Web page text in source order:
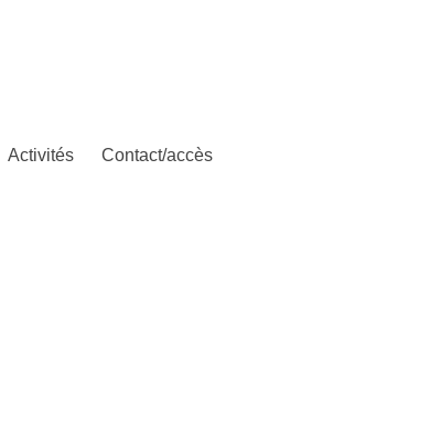
Activités Contact/accès